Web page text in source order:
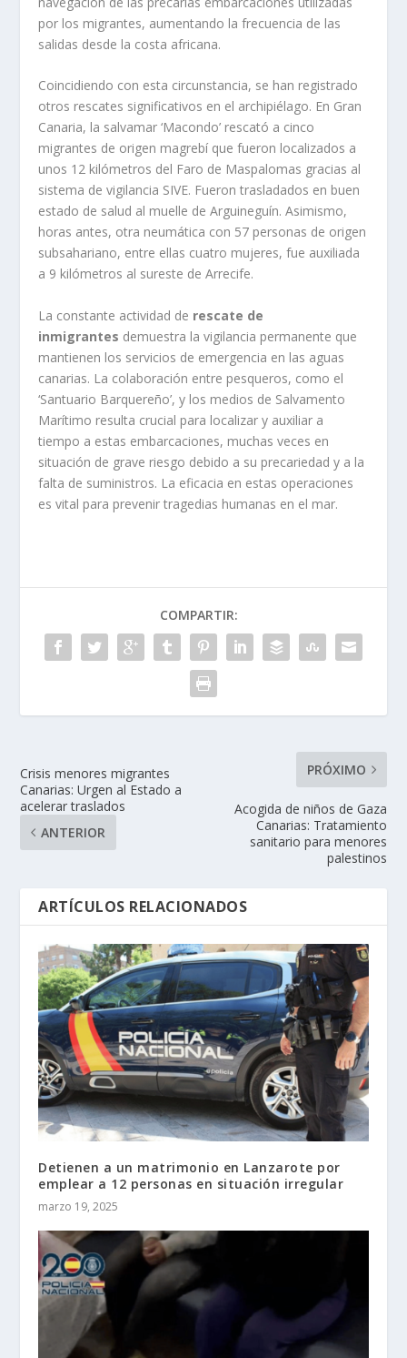
por los migrantes, aumentando la frecuencia de las
salidas desde la costa africana.
Coincidiendo con esta circunstancia, se han registrado
otros rescates significativos en el archipiélago. En Gran
Canaria, la salvamar ‘Macondo’ rescató a cinco
migrantes de origen magrebí que fueron localizados a
unos 12 kilómetros del Faro de Maspalomas gracias al
sistema de vigilancia SIVE. Fueron trasladados en buen
estado de salud al muelle de Arguineguín. Asimismo,
horas antes, otra neumática con 57 personas de origen
subsahariano, entre ellas cuatro mujeres, fue auxiliada
a 9 kilómetros al sureste de Arrecife.
La constante actividad de rescate de
inmigrantes demuestra la vigilancia permanente que
mantienen los servicios de emergencia en las aguas
canarias. La colaboración entre pesqueros, como el
‘Santuario Barquereño’, y los medios de Salvamento
Marítimo resulta crucial para localizar y auxiliar a
tiempo a estas embarcaciones, muchas veces en
situación de grave riesgo debido a su precariedad y a la
falta de suministros. La eficacia en estas operaciones
es vital para prevenir tragedias humanas en el mar.
COMPARTIR:
Crisis menores migrantes
Canarias: Urgen al Estado a
acelerar traslados
ANTERIOR
PRÓXIMO
Acogida de niños de Gaza
Canarias: Tratamiento
sanitario para menores
palestinos
ARTÍCULOS RELACIONADOS
Detienen a un matrimonio en Lanzarote por
emplear a 12 personas en situación irregular
marzo 19, 2025